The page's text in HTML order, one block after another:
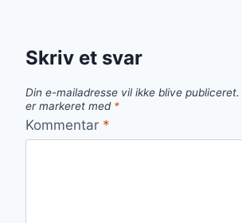
Skriv et svar
Din e-mailadresse vil ikke blive publiceret.
er markeret med *
Kommentar *